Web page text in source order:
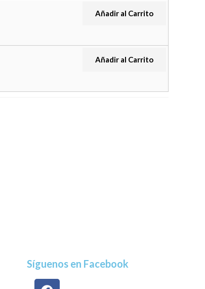
Añadir al Carrito
Añadir al Carrito
Síguenos en Facebook